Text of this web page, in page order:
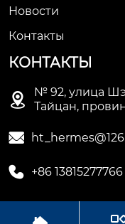
Новости
Контакты
КОНТАКТЫ

№ 92, улица
Тайцан,

 +86 13815277766